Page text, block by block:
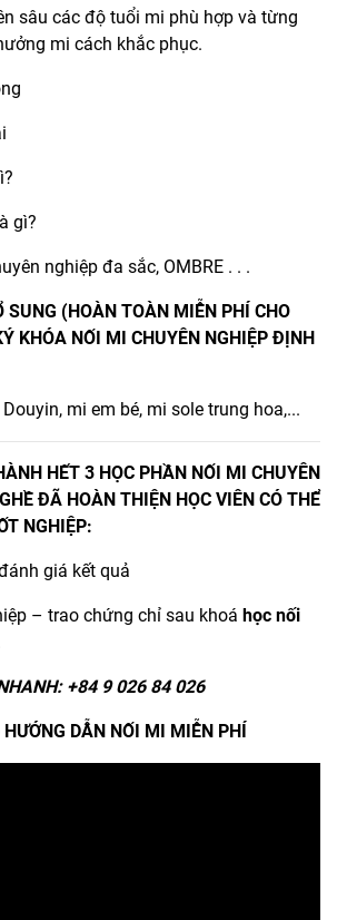
sâu các độ tuổi mi phù hợp và từng
mi cách khắc phục.
gì?
nghiệp đa sắc, OMBRE . . .
SUNG (HOÀN TOÀN MIỄN PHÍ CHO
KHÓA NỐI MI CHUYÊN NGHIỆP ĐỊNH
mi em bé, mi sole trung hoa,...
HẾT 3 HỌC PHẦN NỐI MI CHUYÊN
ĐÃ HOÀN THIỆN HỌC VIÊN CÓ THỂ
NGHIỆP:
giá kết quả
– trao chứng chỉ sau khoá học nối
+84 9 026 84 026
DẪN NỐI MI MIỄN PHÍ